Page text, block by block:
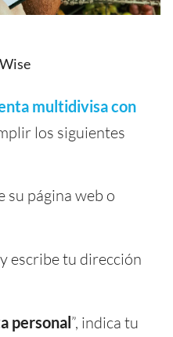
multidivisa con
los siguientes
su página web o
y escribe tu dirección
personal”, indica tu